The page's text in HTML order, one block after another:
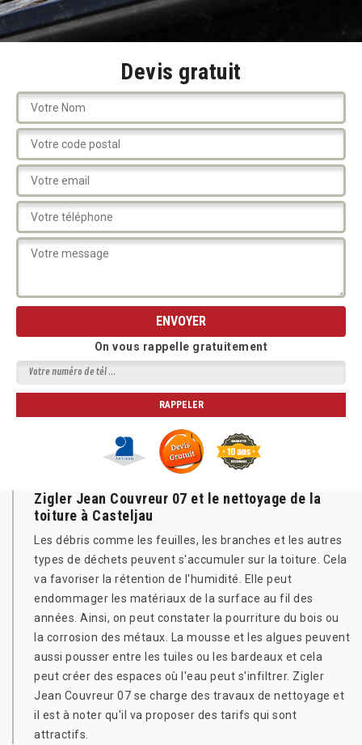
Devis gratuit
On vous rappelle gratuitement
Zigler Jean Couvreur 07 et le nettoyage de la
toiture à Casteljau
Les débris comme les feuilles, les branches et les autres
types de déchets peuvent s'accumuler sur la toiture. Cela
va favoriser la rétention de l'humidité. Elle peut
endommager les matériaux de la surface au fil des
années. Ainsi, on peut constater la pourriture du bois ou
la corrosion des métaux. La mousse et les algues peuvent
aussi pousser entre les tuiles ou les bardeaux et cela
peut créer des espaces où l'eau peut s'infiltrer. Zigler
Jean Couvreur 07 se charge des travaux de nettoyage et
il est à noter qu'il va proposer des tarifs qui sont
attractifs.